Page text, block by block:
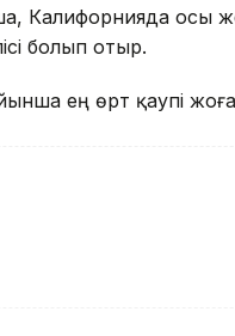
Калифорнияда осы
болып отыр.
ең өрт қаупі